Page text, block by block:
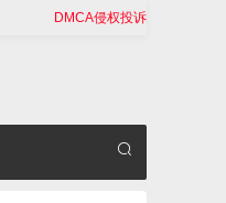
DMCA侵权投诉